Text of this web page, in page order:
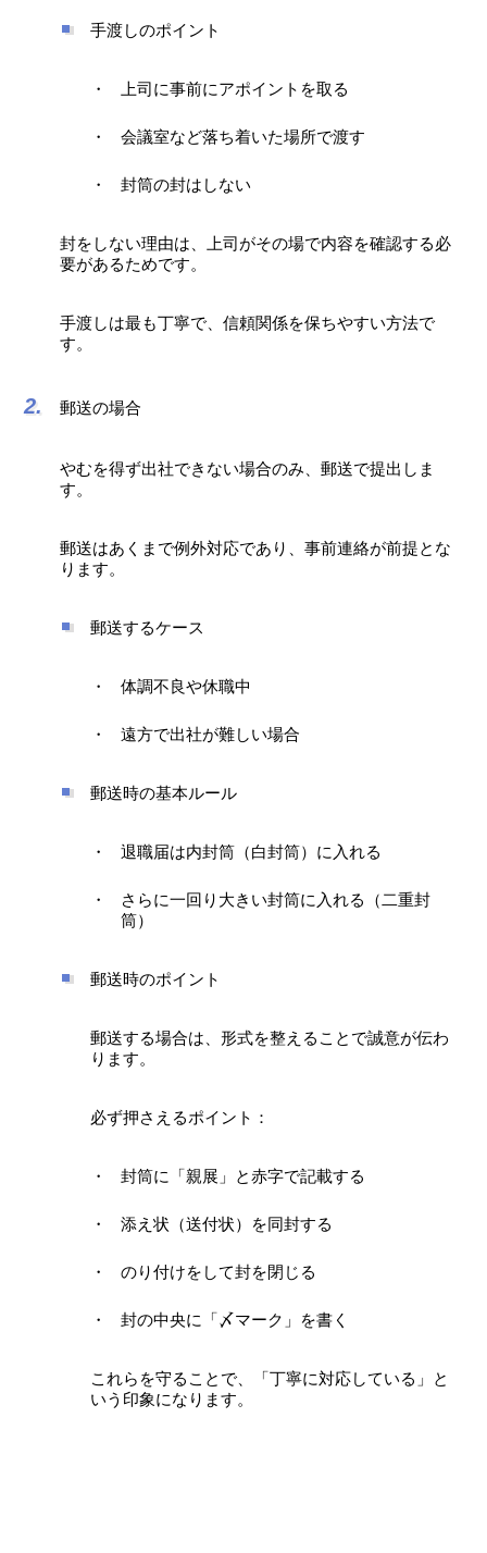
手渡しのポイント
上司に事前にアポイントを取る
会議室など落ち着いた場所で渡す
封筒の封はしない
封をしない理由は、上司がその場で内容を確認する必
要があるためです。
手渡しは最も丁寧で、信頼関係を保ちやすい方法で
す。
郵送の場合
やむを得ず出社できない場合のみ、郵送で提出しま
す。
郵送はあくまで例外対応であり、事前連絡が前提とな
ります。
郵送するケース
体調不良や休職中
遠方で出社が難しい場合
郵送時の基本ルール
退職届は内封筒（白封筒）に入れる
さらに一回り大きい封筒に入れる（二重封
筒）
郵送時のポイント
郵送する場合は、形式を整えることで誠意が伝わ
ります。
必ず押さえるポイント：
封筒に「親展」と赤字で記載する
添え状（送付状）を同封する
のり付けをして封を閉じる
封の中央に「〆マーク」を書く
これらを守ることで、「丁寧に対応している」と
いう印象になります。